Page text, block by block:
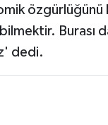
özgürlüğünü
dedi.